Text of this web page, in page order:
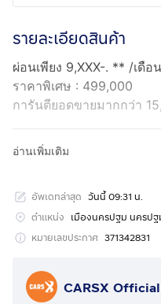
รายละเอียดสินค้า
ผ่อนเพียง 9,XXX-. ** /เดือน
ราคาพิเศษ : 499,000
การันตียอดขายมากกว่า
NISSAN KICKS 1.2 V
รับประกัน 5 ปี 50,000 กม.
ดอกเบี้ยพิเศษเริ่ม 2.39%
มีเลขาฉุกเฉินดูแล 24 ชั่ว
ส่งรถฟรีทั่วประเทศ
อ่านเพิ่มเติม
อัพเดทล่าสุด วันนี้ 09:31 น.
ตำแหน่ง เมืองนครปฐม นครปฐ
หมายเลขประกาศ 371342831